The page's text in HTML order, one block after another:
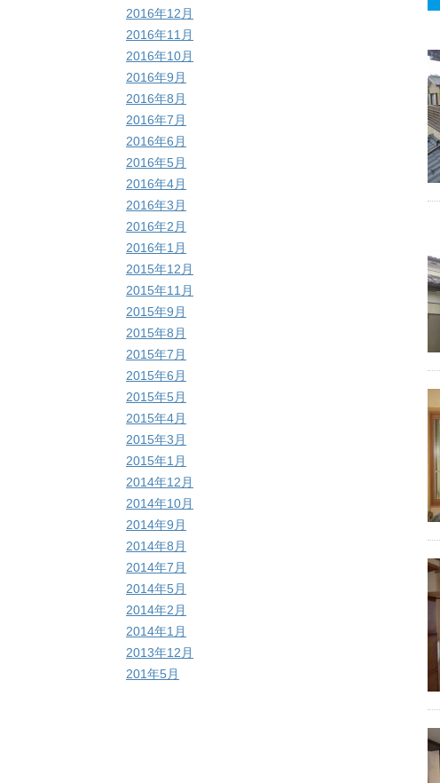
2016年12月
2016年11月
2016年10月
2016年9月
2016年8月
2016年7月
2016年6月
2016年5月
2016年4月
2016年3月
2016年2月
2016年1月
2015年12月
2015年11月
2015年9月
2015年8月
2015年7月
2015年6月
2015年5月
2015年4月
2015年3月
2015年1月
2014年12月
2014年10月
2014年9月
2014年8月
2014年7月
2014年5月
2014年2月
2014年1月
2013年12月
201年5月